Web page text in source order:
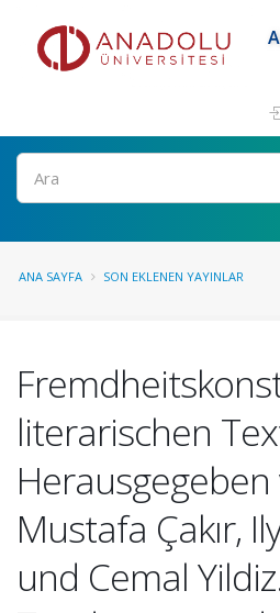
Ara
ANA SAYFA SON EKLENEN YAYINLAR
literarischen
Herausgegeben
Mustafa Çakır,
und Cemal